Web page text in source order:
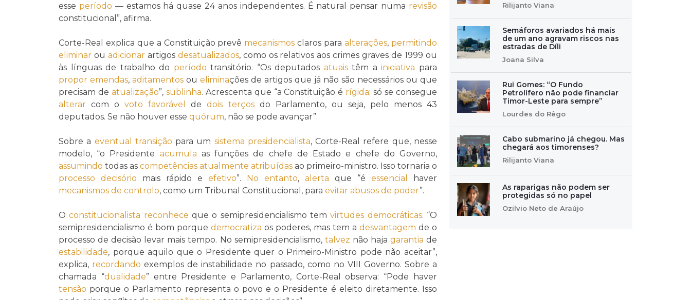
esse período — estamos há quase 24 anos independentes. É natural pensar numa revisão
constitucional”, afirma.
Corte-Real explica que a Constituição prevê mecanismos claros paraalterações, permitindo
eliminar ou adicionarartigos desatualizados, como os relativos aos crimes graves de 1999 ou
às línguas de trabalho do período transitório. “Os deputados atuaistêm ainiciativa para
propor emendas, aditamentos ou eliminações de artigos que já não são necessários ou que
precisam de atualização”, sublinha. Acrescenta que “a Constituição é rígida: só se consegue
alterar com ovoto favorável dedois terçosdo Parlamento, ou seja, pelo menos 43
deputados. Se não houver esse quórum, não se pode avançar”.
Sobre a eventual transição para um sistema presidencialista, Corte-Real refere que, nesse
modelo, “o Presidente acumula as funções de chefe de Estado e chefe do Governo,
assumindo todas as competências atualmente atribuídas ao primeiro-ministro. Isso tornaria o
processo decisório mais rápido e efetivo”. No entanto, alerta que “é essencial
haver
mecanismos de controlo, como um Tribunal Constitucional, para evitar abusos de poder”.
Oconstitucionalista reconhece que o semipresidencialismo temvirtudes democráticas. “O
semipresidencialismo é bom porque democratiza os poderes, mas tem a desvantagem de o
processo de decisão levar mais tempo. No semipresidencialismo, talvez não haja garantia de
estabilidade, porque aquilo que o Presidente quer o Primeiro-Ministro pode não aceitar”,
explica, recordando exemplos de instabilidade no passado, como no VIII Governo. Sobre a
chamada “dualidade” entre Presidente e Parlamento, Corte-Real observa: “Pode haver
tensão porque o Parlamento representa o povo e o Presidente é eleito diretamente. Isso
Rilijanto Viana
Semáforos avariados há mais
de um ano agravam riscos nas
estradas de Díli
Joana Silva
Rui Gomes: “O Fundo
Petrolífero não pode financiar
Timor-Leste para sempre”
Lourdes do Rêgo
Cabo submarino já chegou. Mas
chegará aos timorenses?
Rilijanto Viana
As raparigas não podem ser
protegidas só no papel
Ozilvio Neto de Araújo